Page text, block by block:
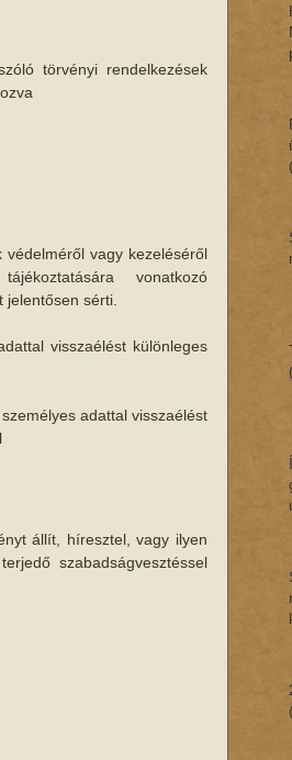
törvényi rendelkezések
vagy kezeléséről
vonatkozó
sérti.
visszaélést különleges
adattal visszaélést
állít, híresztel, vagy ilyen
szabadságvesztéssel